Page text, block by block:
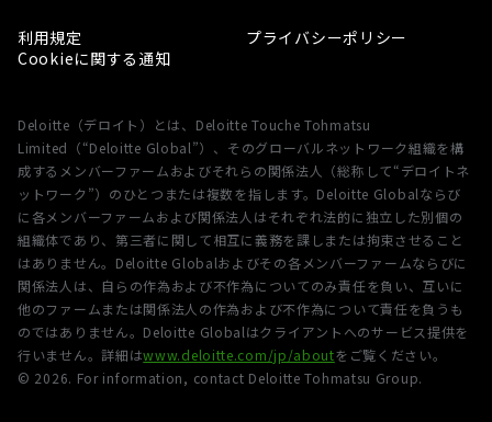
利用規定
プライバシーポリシー
Cookieに関する通知
Deloitte（デロイト）とは、Deloitte Touche Tohmatsu
Limited（“Deloitte Global”）、そのグローバルネットワーク組織を構
成するメンバーファームおよびそれらの関係法人（総称して“デロイトネ
ットワーク”）のひとつまたは複数を指します。Deloitte Globalならび
に各メンバーファームおよび関係法人はそれぞれ法的に独立した別個の
組織体であり、第三者に関して相互に義務を課しまたは拘束させること
はありません。Deloitte Globalおよびその各メンバーファームならびに
関係法人は、自らの作為および不作為についてのみ責任を負い、互いに
他のファームまたは関係法人の作為および不作為について責任を負うも
のではありません。Deloitte Globalはクライアントへのサービス提供を
行いません。詳細はwww.deloitte.com/jp/aboutをご覧ください。
© 2026. For information, contact Deloitte Tohmatsu Group.